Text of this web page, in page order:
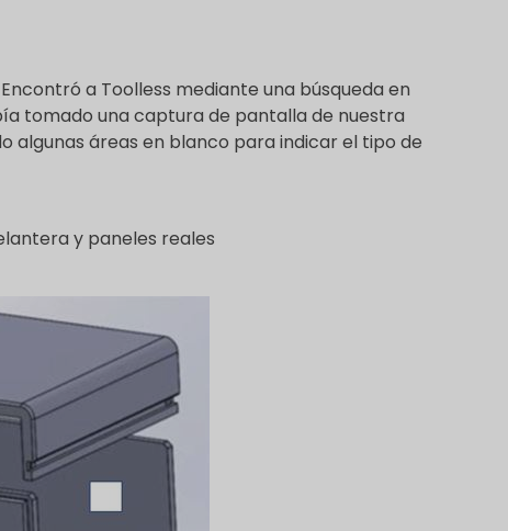
a Toolless mediante una búsqueda en
tomado una captura de pantalla de nuestra
algunas áreas en blanco para indicar el tipo de
y paneles reales